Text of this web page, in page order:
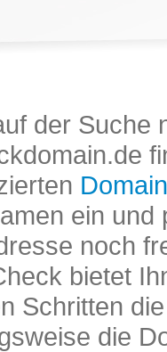
der Suche
ein und
noch
bietet
Schritten
die